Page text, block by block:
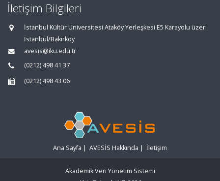
İletişim Bilgileri
İstanbul Kültür Üniversitesi Ataköy Yerleşkesi E5 Karayolu üzeri
İstanbul/Bakırköy
avesis@iku.edu.tr
(0212) 498 41 37
(0212) 498 43 06
Ana Sayfa | AVESİS Hakkında | İletişim
Akademik Veri Yönetim Sistemi